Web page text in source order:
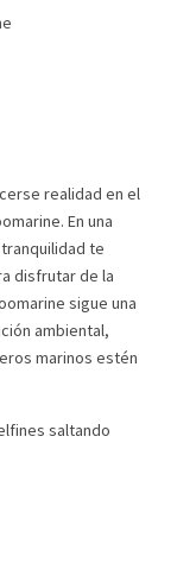
realidad en el
En una
te
disfrutar de la
sigue una
ambiental,
marinos estén